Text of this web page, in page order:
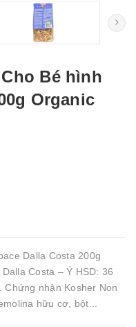
Bé hình
Organic
Dalla Costa 200g
Costa – Ý HSD: 36
nhận Kosher Non
hữu cơ, bột...